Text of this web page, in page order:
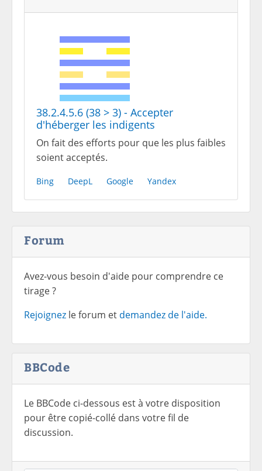
38.2.4.5.6 (38 > 3) - Accepter
d'héberger les indigents
On fait des efforts pour que les plus faibles
soient acceptés.
Bing DeepL Google Yandex
Forum
Avez-vous besoin d'aide pour comprendre ce
tirage ?
Rejoignez le forum et demandez de l'aide.
BBCode
Le BBCode ci-dessous est à votre disposition
pour être copié-collé dans votre fil de
discussion.